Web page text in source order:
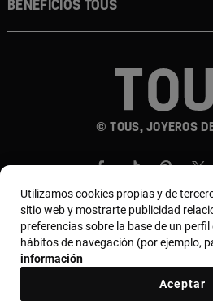
© TOUS, JOYEROS
Beneficios TOUS
País y moneda:
Utilizamos cookies propias y de
sitio web y mostrarte publicidad
preferencias sobre la base de un
hábitos de navegación (por ejemplo,
información
Aceptar